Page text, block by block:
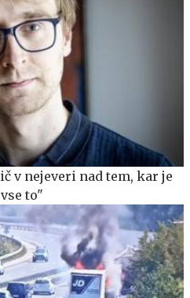
v nejeveri nad tem, kar je
to"